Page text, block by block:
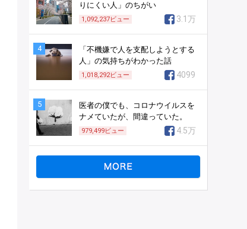
りにくい人」のちがい
1,092,237ビュー 3.1万
4
「不機嫌で人を支配しようとする
人」の気持ちがわかった話
1,018,292ビュー 4099
5
医者の僕でも、コロナウイルスを
ナメていたが、間違っていた。
979,499ビュー 4.5万